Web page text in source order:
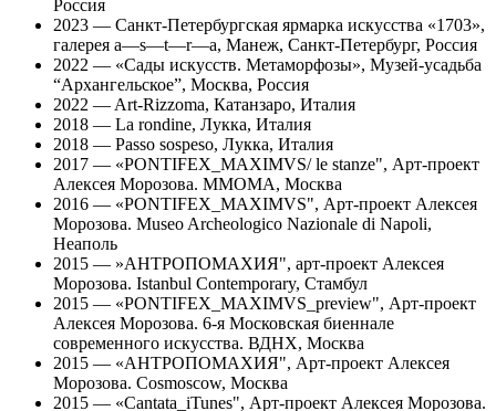
Россия
2023 — Санкт-Петербургская ярмарка искусства «1703»,
галерея a—s—t—r—a, Манеж, Санкт-Петербург, Россия
2022 — «Сады искусств. Метаморфозы», Музей-усадьба
“Архангельское”, Москва, Россия
2022 — Art-Rizzoma, Катанзаро, Италия
2018 — La rondine, Лукка, Италия
2018 — Passo sospeso, Лукка, Италия
2017 — «PONTIFEX_MAXIMVS/ le stanze", Арт-проект
Алексея Морозова. ММОМА, Москва
2016 — «PONTIFEX_MAXIMVS", Арт-проект Алексея
Морозова. Museo Archeologico Nazionale di Napoli,
Неаполь
2015 — »АНТРОПОМАХИЯ", арт-проект Алексея
Морозова. Istanbul Contemporary, Стамбул
2015 — «PONTIFEX_MAXIMVS_preview", Арт-проект
Алексея Морозова. 6-я Московская биеннале
современного искусства. ВДНХ, Москва
2015 — «АНТРОПОМАХИЯ", Арт-проект Алексея
Морозова. Cosmoscow, Москва
2015 — «Cantata_iTunes", Арт-проект Алексея Морозова.